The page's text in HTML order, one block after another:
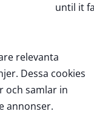
until it
relevanta
Dessa cookies
och samlar in
annonser.